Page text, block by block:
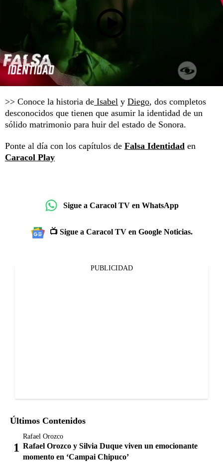
>> Conoce la historia de Isabel y Diego, dos completos
desconocidos que tienen que asumir la identidad de un
sólido matrimonio para huir del estado de Sonora.
Ponte al día con los capítulos de Falsa Identidad en
Caracol Play
Sigue a Caracol TV en WhatsApp
📺 Sigue a Caracol TV en Google Noticias.
PUBLICIDAD
Últimos Contenidos
Rafael Orozco
Rafael Orozco y Silvia Duque viven un emocionante
momento en ‘Campai Chipuco’